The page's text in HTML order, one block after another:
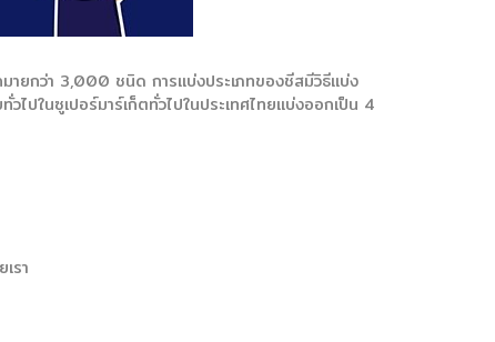
ยกว่า 3,000 ชนิด การแบ่งประเภทของชีสมีวิธีแบ่ง
ปในซูเปอร์มาร์เก็ตทั่วไปในประเทศไทยแบ่งออกเป็น 4
รา